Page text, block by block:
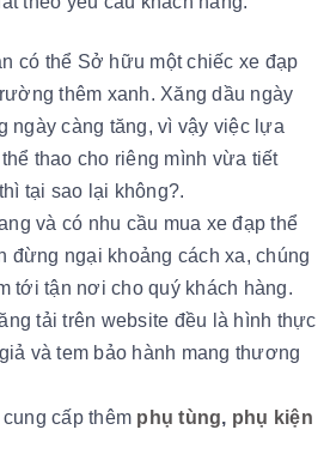
có thể Sở hữu một chiếc xe đạp
thêm xanh. Xăng dầu ngày
ngày càng tăng, vì vậy việc lựa
thao cho riêng mình vừa tiết
tại sao lại không?.
và có nhu cầu mua xe đạp thể
đừng ngại khoảng cách xa, chúng
tới tận nơi cho quý khách hàng.
tải trên website đều là hình thực
và tem bảo hành mang thương
cấp thêm phụ tùng, phụ kiện